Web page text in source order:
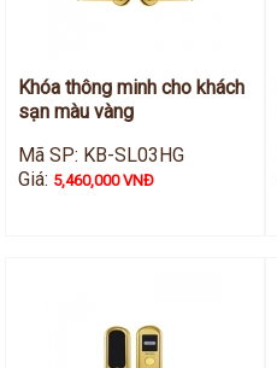
Khóa thông minh cho khách
sạn màu vàng
Mã SP: KB-SL03HG
Giá: 5,460,000 VNĐ